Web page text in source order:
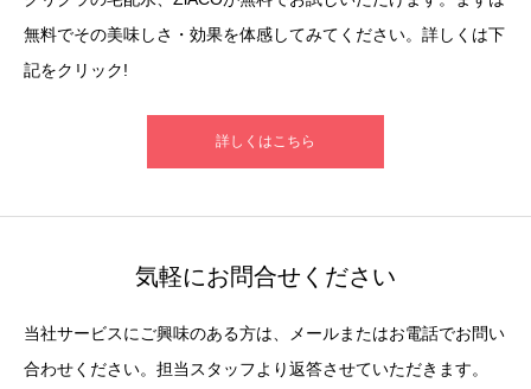
無料でその美味しさ・効果を体感してみてください。詳しくは下
記をクリック!
詳しくはこちら
気軽にお問合せください
当社サービスにご興味のある方は、メールまたはお電話でお問い
合わせください。担当スタッフより返答させていただきます。